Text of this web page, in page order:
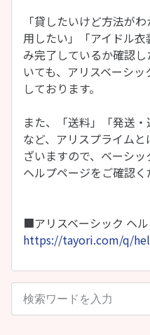
「貸したいけど方法が
用したい」「アイドル
み完了しているか確認
いても、アリスベーシ
しております。
また、「送料」「発送・
など、アリスプライム
ざいますので、ベーシ
ヘルプページをご確認く
■アリスベーシック ヘル
https://tayori.com/q/